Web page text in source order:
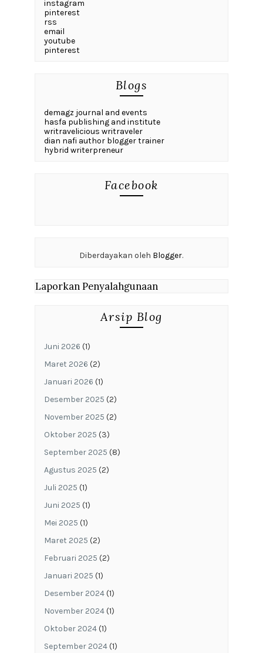
instagram
pinterest
rss
email
youtube
pinterest
Blogs
demagz journal and events
hasfa publishing and institute
writravelicious writraveler
dian nafi author blogger trainer
hybrid writerpreneur
Facebook
Diberdayakan oleh Blogger.
Laporkan Penyalahgunaan
Arsip Blog
Juni 2026 (1)
Maret 2026 (2)
Januari 2026 (1)
Desember 2025 (2)
November 2025 (2)
Oktober 2025 (3)
September 2025 (8)
Agustus 2025 (2)
Juli 2025 (1)
Juni 2025 (1)
Mei 2025 (1)
Maret 2025 (2)
Februari 2025 (2)
Januari 2025 (1)
Desember 2024(1)
November 2024(1)
Oktober 2024(1)
September 2024(1)